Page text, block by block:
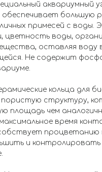
аквариумный
большую
примесей с воды.
цветность воды,
оставляя воду
Не содержит
кольца для
структуру,
площадь чем
время
процветанию
и